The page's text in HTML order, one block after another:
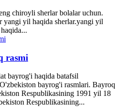
chiroyli sherlar bolalar uchun.
yangi yil haqida sherlar.yangi yil
rasmi
bayrog'i haqida batafsil
bayrog'i rasmlari. Bayroq
Respublikasining 1991 yil 18
Respublikasining...